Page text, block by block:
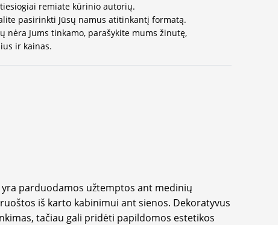
remiate kūrinio autorių.
pasirinkti Jūsų namus atitinkantį formatą.
nėra Jums tinkamo, parašykite mums žinutę,
ir kainas.
parduodamos užtemptos ant medinių
iš karto kabinimui ant sienos. Dekoratyvus
tačiau gali pridėti papildomos estetikos